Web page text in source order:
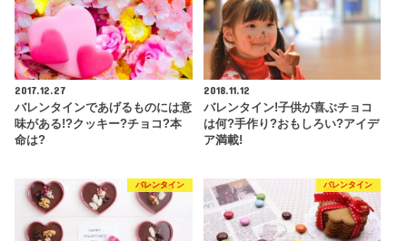
2017.12.27
バレンタインであげるものには意
味がある!?クッキー?チョコ?本
命は?
2018.11.12
バレンタイン!子供が喜ぶチョコ
は何?手作り?おもしろい?アイデ
ア満載!
バレンタイン バレンタイン